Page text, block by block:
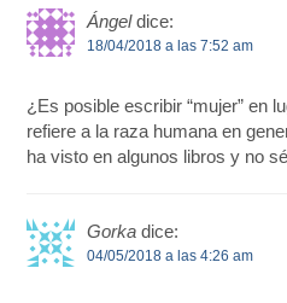
Ángel dice:
18/04/2018 a las 7:52 am
¿Es posible escribir “mujer” en
refiere a la raza humana en
ha visto en algunos libros y no
Gorka dice:
04/05/2018 a las 4:26 am